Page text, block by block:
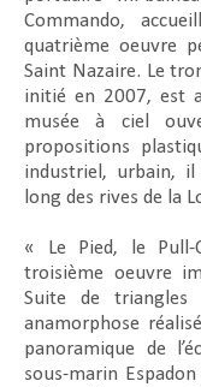
Commando,
quatrième oeuvre
Saint Nazaire. Le
initié en 2007, est
musée à ciel
propositions
industriel, urbain, il
long des rives de la
« Le Pied, le
troisième oeuvre
Suite de triangles
anamorphose
panoramique de
sous-marin